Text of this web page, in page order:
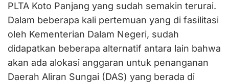
PLTA Koto Panjang yang sudah semakin terurai.
Dalam beberapa kali pertemuan yang di fasilitasi
oleh Kementerian Dalam Negeri, sudah
didapatkan beberapa alternatif antara lain bahwa
akan ada alokasi anggaran untuk penanganan
Daerah Aliran Sungai (DAS) yang berada di